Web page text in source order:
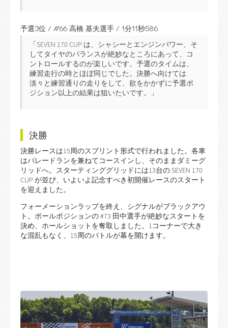
予選3位 / #66 高橋 基夫選手 / 1分11秒586
「SEVEN 170 CUP は、シャシーとエンジンパワー、そ
してタイヤのバランスが絶妙なところにあって、コ
ントロールするのが楽しいです。予選のタイムは、
練習走行の時とほぼ同じでした。決勝へ向けては
淡々と練習通りの走りをして、欲をかかずに予選ポ
ジション以上の結果は狙いたいです。」
決勝
決勝レースは15周のスプリント形式で行われました。各車
はパレードランを兼ねてコースインし、そのままダミーグ
リッドへ。スターティンググリッドには13台の SEVEN 170
CUP が並び、いよいよ記念すべき初開催レースのスタート
を迎えました。
フォーメーションラップを終え、シグナルがブラックアウ
ト。ポールポジションの #73 田中選手が絶妙なスタートを
決め、ホールショットを奪取しました。1コーナーで大き
な混乱もなく、15周のバトルが幕を開けます。